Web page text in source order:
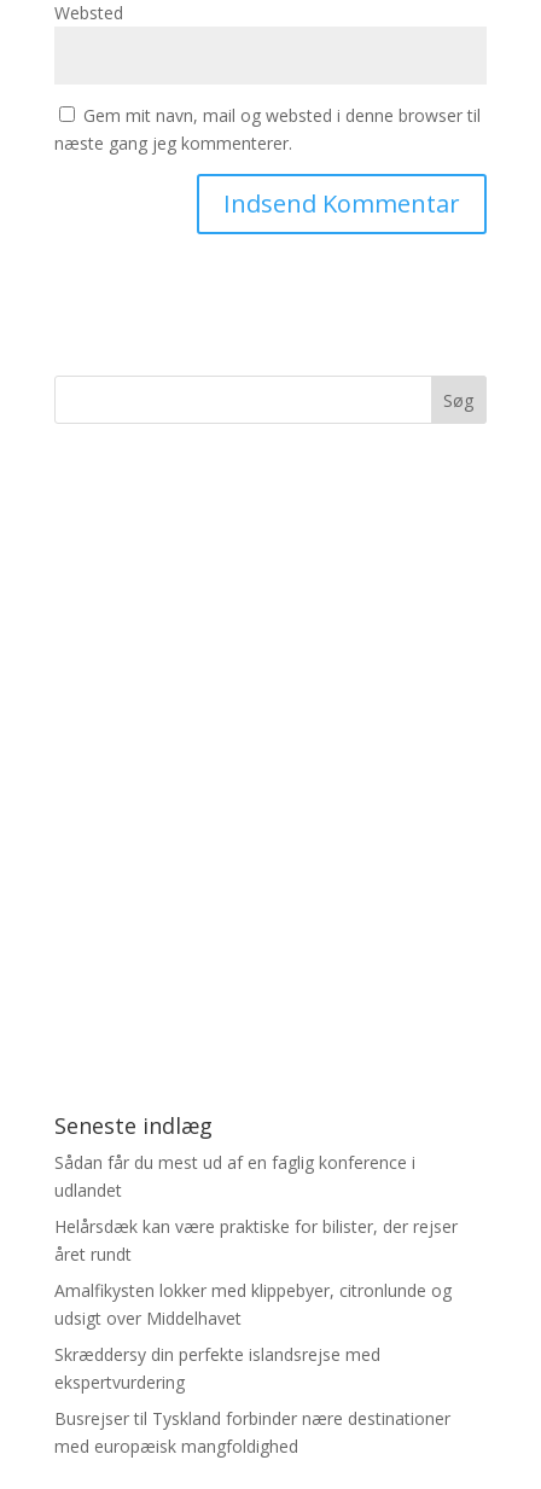
Websted
Gem mit navn, mail og websted i denne browser til
næste gang jeg kommenterer.
Seneste indlæg
Sådan får du mest ud af en faglig konference i
udlandet
Helårsdæk kan være praktiske for bilister, der rejser
året rundt
Amalfikysten lokker med klippebyer, citronlunde og
udsigt over Middelhavet
Skræddersy din perfekte islandsrejse med
ekspertvurdering
Busrejser til Tyskland forbinder nære destinationer
med europæisk mangfoldighed